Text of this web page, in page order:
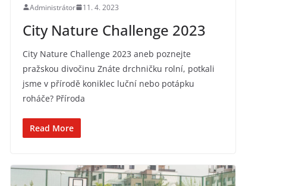
Administrátor 11. 4. 2023
City Nature Challenge 2023
City Nature Challenge 2023 aneb poznejte
pražskou divočinu Znáte drchničku rolní, potkali
jsme v přírodě koniklec luční nebo potápku
roháče? Příroda
Read More